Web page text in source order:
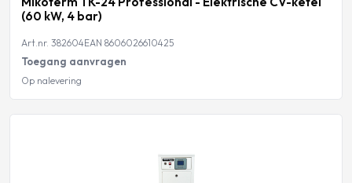
(60 kW, 4 bar)
Art.nr. 382604EAN 8606026610425
Toegang aanvragen
Op nalevering